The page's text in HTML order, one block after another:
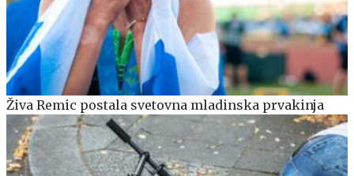
Živa Remic postala svetovna mladinska prvakinja